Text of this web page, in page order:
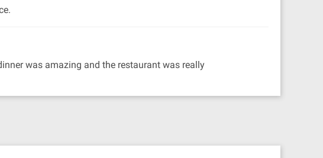
was amazing and the restaurant was really